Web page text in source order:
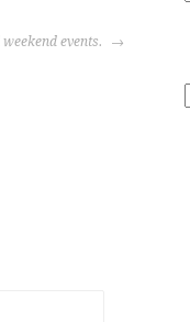
events.